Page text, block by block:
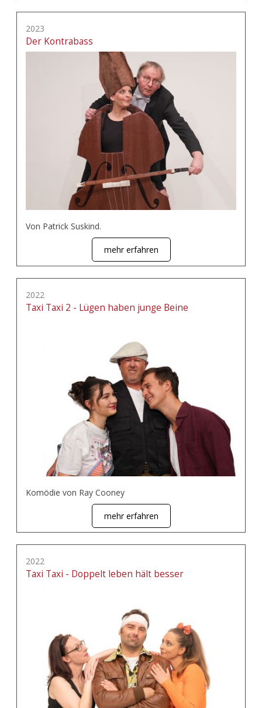
2023
Der Kontrabass
Von Patrick Suskind.
mehr erfahren
2022
Taxi Taxi 2 - Lügen haben junge Beine
Komödie von Ray Cooney
mehr erfahren
2022
Taxi Taxi - Doppelt leben hält besser